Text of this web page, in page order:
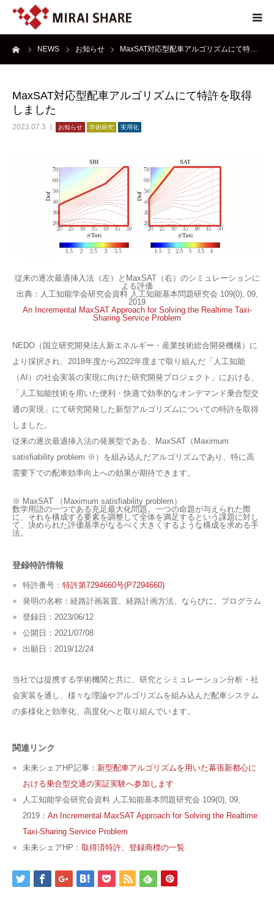
NEWS お知らせ MaxSAT対応型配車アルゴリズムにて特…
MaxSAT対応型配車アルゴリズムにて特許を取得
しました
2023.07.3 お知らせ 学術研究 実用化
従来の逐次最適挿入法（左）とMaxSAT（右）のシミュレーションに
よる評価
出典：人工知能学会研究会資料 人工知能基本問題研究会 109(0), 09,
2019
An Incremental MaxSAT Approach for Solving the Realtime Taxi-
Sharing Service Problem
NEDO（国立研究開発法人新エネルギー・産業技術総合開発機構）に
より採択され、2018年度から2022年度まで取り組んだ「人工知能
（AI）の社会実装の実現に向けた研究開発プロジェクト」における、
「人工知能技術を用いた便利・快適で効率的なオンデマンド乗合型交
通の実現」にて研究開発した新型アルゴリズムについての特許を取得
しました。
従来の逐次最適挿入法の発展型である、MaxSAT（Maximum
satisfiability problem ※）を組み込んだアルゴリズムであり、特に高
需要下での配車効率向上への効果が期待できます。
※ MaxSAT （Maximum satisfiability problem）
数学用語の一つである充足最大化問題。一つの命題が与えられた際
に、それを構成する要素を調整して全体を満足するという課題に対し
て、決められた評価基準がなるべく大きくするような構成を求める手
法。
登録特許情報
特許番号： 特許第7294660号(P7294660)
発明の名称：経路計画装置、経路計画方法、ならびに、プログラム
登録日：2023/06/12
公開日：2021/07/08
出願日：2019/12/24
当社では提携する学術機関と共に、研究とシミュレーション分析・社
会実装を通し、様々な理論やアルゴリズムを組み込んだ配車システム
の多様化と効率化、高度化へと取り組んでいます。
関連リンク
未来シェアHP記事： 新型配車アルゴリズムを用いた幕張新都心に
おける乗合型交通の実証実験へ参加します
人工知能学会研究会資料 人工知能基本問題研究会 109(0), 09,
2019： An Incremental MaxSAT Approach for Solving the Realtime
Taxi-Sharing Service Problem
未来シェアHP： 取得済特許、登録商標の一覧
NEWS
SERVICE
ABOUT